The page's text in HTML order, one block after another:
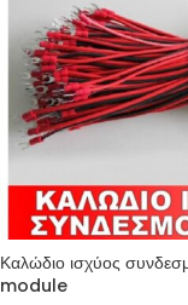
Καλώδιο ισχύος
module